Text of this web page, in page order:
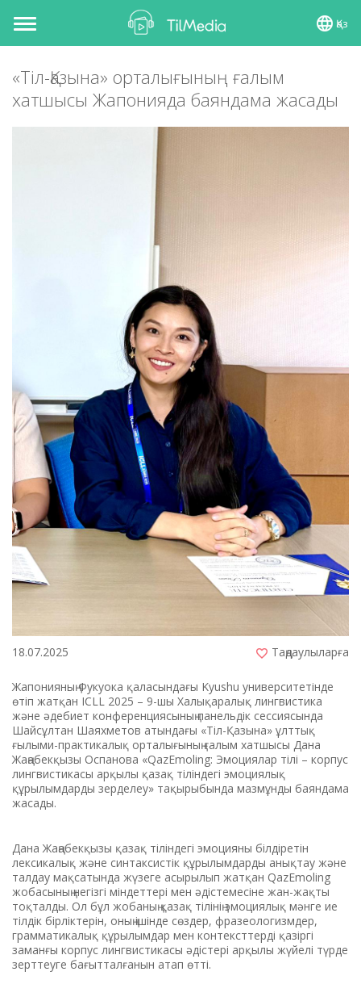
Toggle
navigation
Қаз
«Тіл-Қазына» орталығының ғалым
хатшысы Жапонияда баяндама жасады
18.07.2025 Таңдаулыларға
Жапонияның Фукуока қаласындағы Kyushu университетінде
өтіп жатқан ICLL 2025 – 9-шы Халықаралық лингвистика
және әдебиет конференциясының панельдік сессиясында
Шайсұлтан Шаяхметов атындағы «Тіл-Қазына» ұлттық
ғылыми-практикалық орталығының ғалым хатшысы Дана
Жаңабекқызы Оспанова «QazEmoling: Эмоциялар тілі – корпус
лингвистикасы арқылы қазақ тіліндегі эмоциялық
құрылымдарды зерделеу» тақырыбында мазмұнды баяндама
жасады.
Дана Жаңабекқызы қазақ тіліндегі эмоцияны білдіретін
лексикалық және синтаксистік құрылымдарды анықтау және
талдау мақсатында жүзеге асырылып жатқан QazEmoling
жобасының негізгі міндеттері мен әдістемесіне жан-жақты
тоқталды. Ол бұл жобаның қазақ тілінің эмоциялық мәнге ие
тілдік бірліктерін, оның ішінде сөздер, фразеологизмдер,
грамматикалық құрылымдар мен контексттерді қазіргі
заманғы корпус лингвистикасы әдістері арқылы жүйелі түрде
зерттеуге бағытталғанын атап өтті.